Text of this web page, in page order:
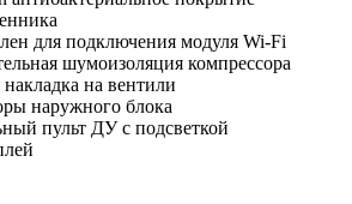
для подключения модуля Wi-Fi
шумоизоляция компрессора
на вентили
наружного блока
пульт ДУ с подсветкой